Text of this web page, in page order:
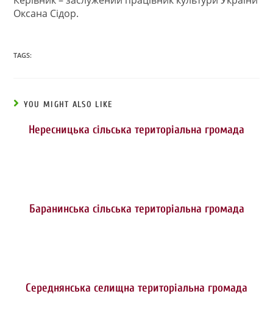
Оксана Сідор.
TAGS:
YOU MIGHT ALSO LIKE
Нересницька сільська територіальна громада
Баранинська сільська територіальна громада
Середнянська селищна територіальна громада